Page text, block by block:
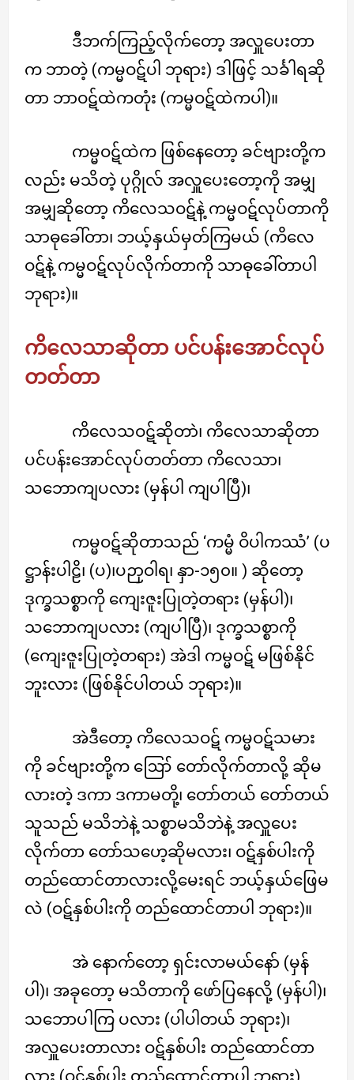
ဒီဘက်ကြည့်လိုက်တော့ အလှူပေးတာ
က ဘာတဲ့ (ကမ္မဝဋ်ပါ ဘုရား) ဒါဖြင့် သင်္ခါရဆို
တာ ဘာဝဋ်ထဲကတုံး (ကမ္မဝဋ်ထဲကပါ)။
ကမ္မဝဋ်ထဲက ဖြစ်နေတော့ ခင်ဗျားတို့က
လည်း မသိတဲ့ ပုဂ္ဂိုလ် အလှူပေးတော့ကို အမျှ
အမျှဆိုတော့ ကိလေသဝဋ်နဲ့ ကမ္မဝဋ်လုပ်တာကို
သာဓုခေါ်တာ၊ ဘယ့်နှယ်မှတ်ကြမယ် (ကိလေ
ဝဋ်နဲ့ ကမ္မဝဋ်လုပ်လိုက်တာကို သာဓုခေါ်တာပါ
ဘုရား)။
ကိလေသာဆိုတာ ပင်ပန်းအောင်လုပ်
တတ်တာ
ကိလေသဝဋ်ဆိုတာဲ၊ ကိလေသာဆိုတာ
ပင်ပန်းအောင်လုပ်တတ်တာ ကိလေသာ၊
သဘောကျပလား (မှန်ပါ ကျပါပြီ)၊
ကမ္မဝဋ်ဆိုတာသည် ‘ကမ္မံ ဝိပါကဿံ’ (ပ
ဋ္ဌာန်းပါဠိ၊ (ပ)၊ပဉာှဝါရ၊ နှာ-၁၅၀။ ) ဆိုတော့
ဒုက္ခသစ္စာကို ကျေးဇူးပြုတဲ့တရား (မှန်ပါ)၊
သဘောကျပလား (ကျပါပြီ)၊ ဒုက္ခသစ္စာကို
(ကျေးဇူးပြုတဲ့တရား) အဲဒါ ကမ္မဝဋ် မဖြစ်နိုင်
ဘူးလား (ဖြစ်နိုင်ပါတယ် ဘုရား)။
အဲဒီတော့ ကိလေသဝဋ် ကမ္မဝဋ်သမား
ကို ခင်ဗျားတို့က ဪ တော်လိုက်တာလို့ ဆိုမ
လားတဲ့ ဒကာ ဒကာမတို့၊ တော်တယ် တော်တယ်
သူသည် မသိဘဲနဲ့ သစ္စာမသိဘဲနဲ့ အလှူပေး
လိုက်တာ တော်သဟေ့ဆိုမလား၊ ဝဋ်နှစ်ပါးကို
တည်ထောင်တာလားလို့မေးရင် ဘယ့်နှယ်ဖြေမ
လဲ (ဝဋ်နှစ်ပါးကို တည်ထောင်တာပါ ဘုရား)။
အဲ နောက်တော့ ရှင်းလာမယ်နော် (မှန်
ပါ)၊ အခုတော့ မသိတာကို ဖော်ပြနေလို့ (မှန်ပါ)၊
သဘောပါကြ ပလား (ပါပါတယ် ဘုရား)၊
အလှူပေးတာလား ဝဋ်နှစ်ပါး တည်ထောင်တာ
လား (ဝဋ်နှစ်ပါး တည်ထောင်တာပါ ဘုရား)